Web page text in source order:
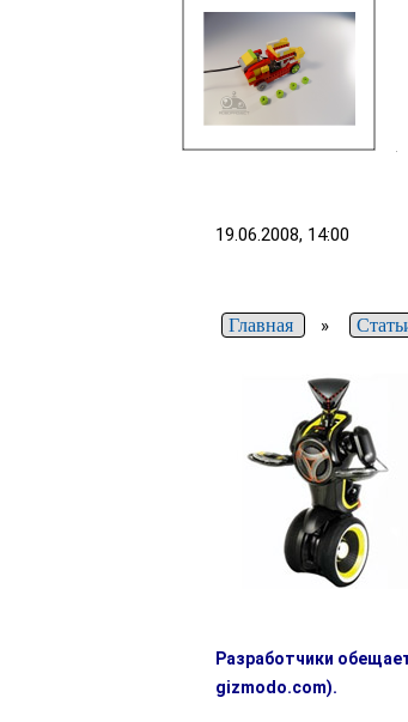
19.06.2008, 14:00
Главная »
Разработчики
gizmodo.com).